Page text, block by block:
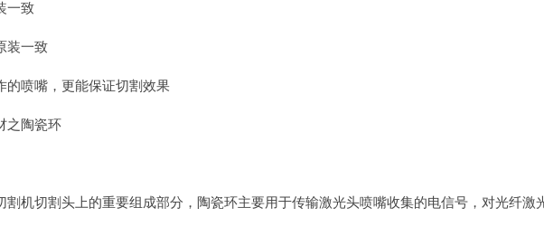
一致
装一致
喷嘴，更能保证切割效果
之陶瓷环
割机切割头上的重要组成部分，陶瓷环主要用于传输激光头喷嘴收集的电信号，对光纤激